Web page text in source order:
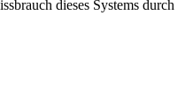
dieses Systems durch